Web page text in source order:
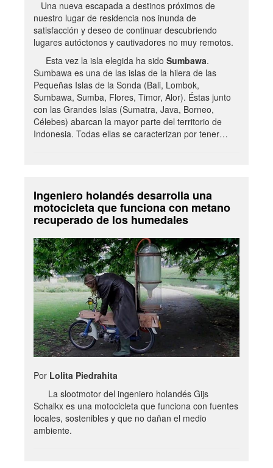
Una nueva escapada a destinos próximos de
nuestro lugar de residencia nos inunda de
satisfacción y deseo de continuar descubriendo
lugares autóctonos y cautivadores no muy remotos.
Esta vez la isla elegida ha sido Sumbawa.
Sumbawa es una de las islas de la hilera de las
Pequeñas Islas de la Sonda (Bali, Lombok,
Sumbawa, Sumba, Flores, Timor, Alor). Éstas junto
con las Grandes Islas (Sumatra, Java, Borneo,
Célebes) abarcan la mayor parte del territorio de
Indonesia. Todas ellas se caracterizan por tener…
Ingeniero holandés desarrolla una
motocicleta que funciona con metano
recuperado de los humedales
Por Lolita Piedrahita
La slootmotor del ingeniero holandés Gijs
Schalkx es una motocicleta que funciona con fuentes
locales, sostenibles y que no dañan el medio
ambiente.